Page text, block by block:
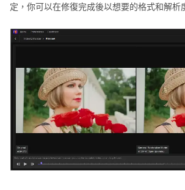
定，你可以在修復完成後以想要的格式和解析